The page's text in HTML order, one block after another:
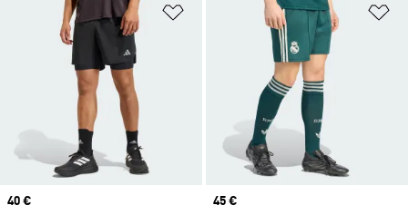
Ajouter à la Liste de produits
Prix
40 €
Prix
45 €